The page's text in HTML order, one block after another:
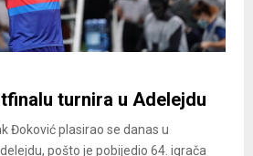
turnira u Adelejdu
Đoković plasirao se danas u
pošto je pobijedio 64. igrača